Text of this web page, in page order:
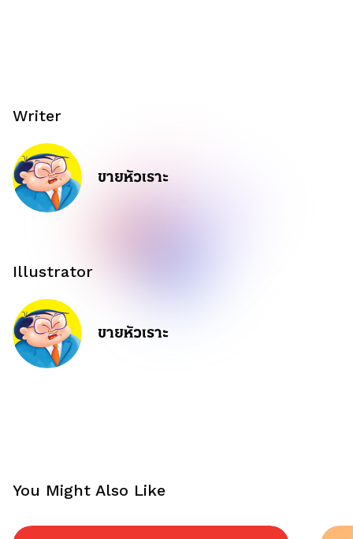
Writer
ขายหัวเราะ
Illustrator
ขายหัวเราะ
You Might Also Like